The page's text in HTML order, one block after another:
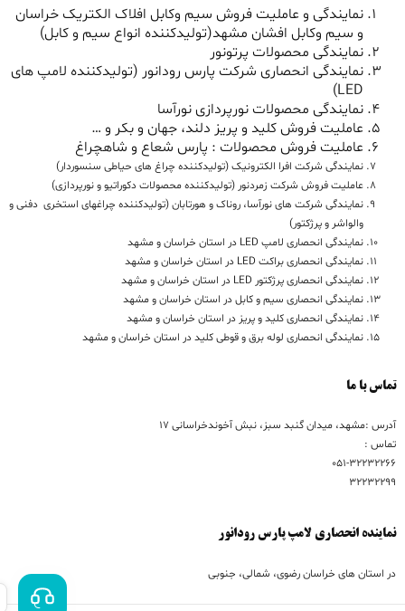
نمایندگی و عاملیت فروش سیم وکابل افلاک الکتریک خراسان
و سیم وکابل افشان مشهد(تولیدکننده انواع سیم و کابل)
نمایندگی محصولات پرتونور
نمایندگی انحصاری شرکت پارس رودانور (تولیدکننده لامپ های
LED)
نمایندگی محصولات نورپردازی نورآسا
عاملیت فروش کلید و پریز دلند، جهان و بکر و …
عاملیت فروش محصولات : پارس شعاع و شاهچراغ
نمایندگی شرکت افرا الکترونیک (تولیدکننده چراغ های حیاطی سنسوردار)
عاملیت فروش شرکت زمردنور (تولیدکننده محصولات دکوراتیو و نورپردازی)
نمایندگی شرکت های نورآسا، روناک و هورتابان (تولیدکننده چراغهای استخری دفنی و
والواشر و پرژکتور)
نمایندگی انحصاری لامپ LED در استان خراسان و مشهد
نمایندگی انحصاری براکت LED در استان خراسان و مشهد
نمایندگی انحصاری پرژکتور LED در استان خراسان و مشهد
نمایندگی انحصاری سیم و کابل در استان خراسان و مشهد
نمایندگی انحصاری کلید و پریز در استان خراسان و مشهد
نمایندگی انحصاری لوله برق و قوطی کلید در استان خراسان و مشهد
تماس با ما
آدرس :مشهد، میدان گنبد سبز، نبش آخوندخراسانی 17
تماس :
051-32232266
32232299
نماینده انحصاری لامپ پارس رودانور
در استان های خراسان رضوی، شمالی، جنوبی